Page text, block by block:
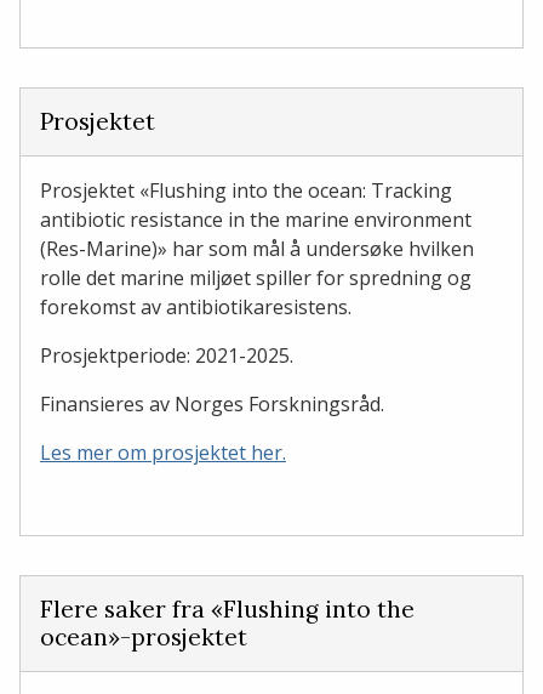
Prosjektet
Prosjektet «Flushing into the ocean: Tracking
antibiotic resistance in the marine environment
(Res-Marine)» har som mål å undersøke hvilken
rolle det marine miljøet spiller for spredning og
forekomst av antibiotikaresistens.
Prosjektperiode: 2021-2025.
Finansieres av Norges Forskningsråd.
Les mer om prosjektet her.
Flere saker fra «Flushing into the
ocean»-prosjektet